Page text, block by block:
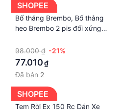
SHOPEE
Bố thắng Brembo, Bố thắng
heo Brembo 2 pis đối xứng
Frando
98.000 ₫ -21%
77.010₫
Đã bán 2
SHOPEE
Tem Rời Ex 150 Rc Dán Xe